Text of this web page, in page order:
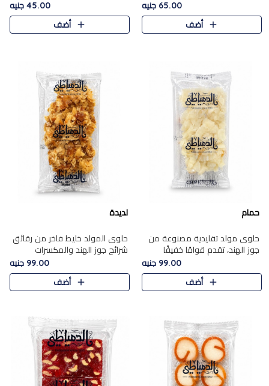
وقلب طري رطب يذوب في الفم،
تمنحك المذاق الشرقي الحلو الأصيل
التقليدي في كل لقمة.
65.00 جنيه
أضف
الشوكولاتة، يجمع بين طعم
القرمشة الأصيلة الكلاسكيكية
التقليدية للفول السوداني وحلاوة
45.00 جنيه
أضف
حمام
حلوى مولد تقليدية مصنوعة من
جوز الهند، تقدم قوامًا خفيفًا
ونكهة شرقية أصيلة تجسد روح
الـموسم الأعياد.
99.00 جنيه
أضف
لديدة
حلوى المولد خليط فاخر من رقائق
شرائح جوز الهند والمكسرات
المحمصة، متماسك بشراب حلاوة
الكراميل الخفيفة ليمنحك قرمشة
غنية ومذاقًا شرقيًا أصيلً..
99.00 جنيه
أضف